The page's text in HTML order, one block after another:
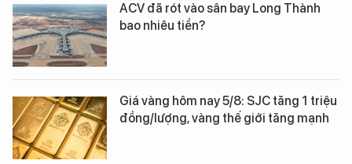
ACV đã rót vào sân bay Long Thành
bao nhiêu tiền?
Giá vàng hôm nay 5/8: SJC tăng 1 triệu
đồng/lượng, vàng thế giới tăng mạnh